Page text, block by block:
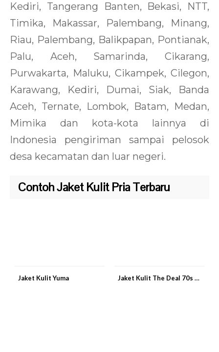
Kediri, Tangerang Banten, Bekasi, NTT,
Timika, Makassar, Palembang, Minang,
Riau, Palembang, Balikpapan, Pontianak,
Palu, Aceh, Samarinda, Cikarang,
Purwakarta, Maluku, Cikampek, Cilegon,
Karawang, Kediri, Dumai, Siak, Banda
Aceh, Ternate, Lombok, Batam, Medan,
Mimika dan kota-kota lainnya di
Indonesia pengiriman sampai pelosok
desa kecamatan dan luar negeri.
Contoh Jaket Kulit Pria Terbaru
Jaket Kulit Yuma Jaket Kulit The Deal 70s Vintage Black